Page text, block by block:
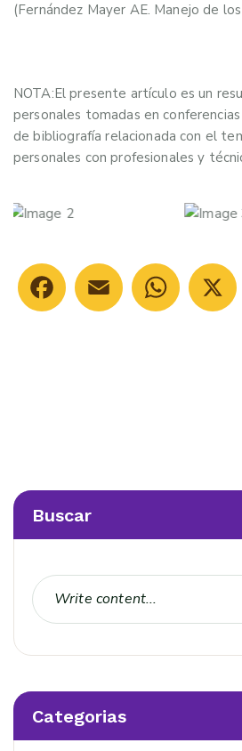
(Fernández Mayer AE. Manejo de
NOTA:El presente artículo es un
personales tomadas en
de bibliografía relacionada con el
personales con profesionales y
Facebook Email
Buscar
Categorias